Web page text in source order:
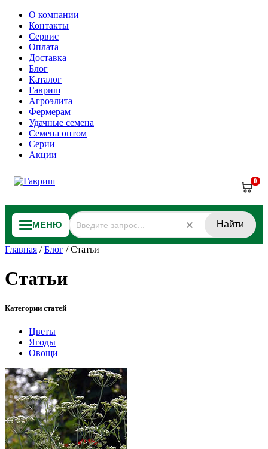
О компании
Контакты
Сервис
Оплата
Доставка
Блог
Каталог
Гавриш
Агроэлита
Фермерам
Удачные семена
Семена оптом
Серии
Акции
0
МЕНЮ Найти
Главная /Блог /Статьи
Статьи
Категории статей
Цветы
Ягоды
Овощи